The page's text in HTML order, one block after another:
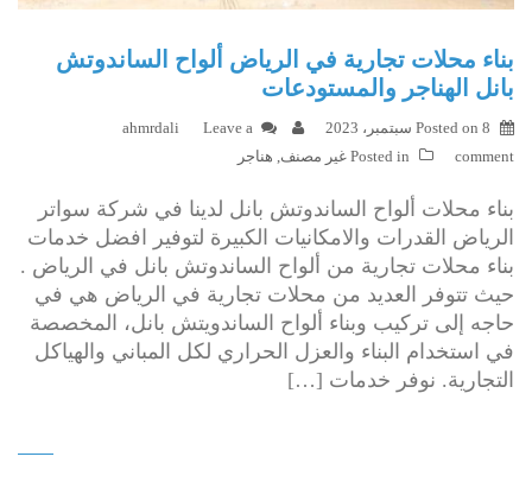
بناء محلات تجارية في الرياض ألواح الساندوتش
بانل الهناجر والمستودعات
Posted on 8 سبتمبر، 2023 ahmrdali
Leave a
comment
Posted in غير مصنف هناجر
بناء محلات ألواح الساندوتش بانل لدينا في شركة سواتر
الرياض القدرات والامكانيات الكبيرة لتوفير افضل خدمات
بناء محلات تجارية من ألواح الساندوتش بانل في الرياض .
حيث تتوفر العديد من محلات تجارية في الرياض هي في
حاجه إلى تركيب وبناء ألواح الساندويتش بانل، المخصصة
في استخدام البناء والعزل الحراري لكل المباني والهياكل
التجارية. نوفر خدمات […]